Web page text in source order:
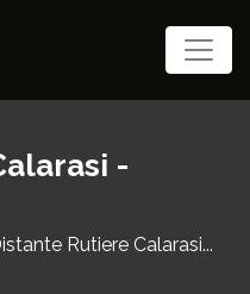
-
Rutiere Calarasi...